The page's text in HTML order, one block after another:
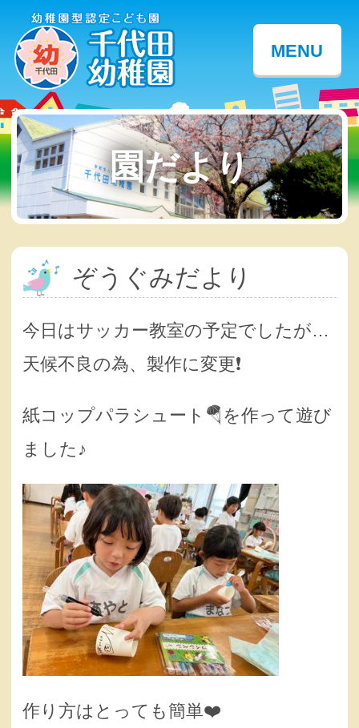
MENU
園だより
ぞうぐみだより
今日はサッカー教室の予定でしたが…
天候不良の為、製作に変更❗️
紙コップパラシュート🪂を作って遊び
ました♪
作り方はとっても簡単❤️